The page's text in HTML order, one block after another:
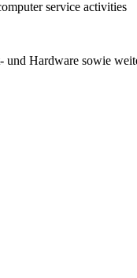
service activities
Hardware sowie